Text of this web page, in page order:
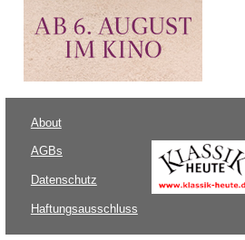
About
AGBs
Datenschutz
Haftungsausschluss